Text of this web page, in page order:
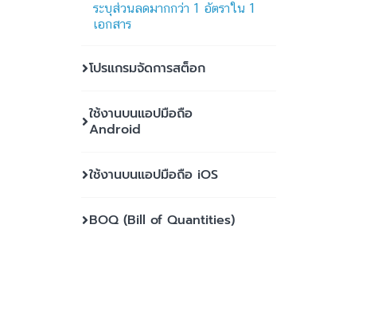
ระบุส่วนลดมากกว่า 1 อัตราใน 1
เอกสาร
โปรแกรมจัดการสต็อก
ใช้งานบนแอปมือถือ
Android
ใช้งานบนแอปมือถือ iOS
BOQ (Bill of Quantities)